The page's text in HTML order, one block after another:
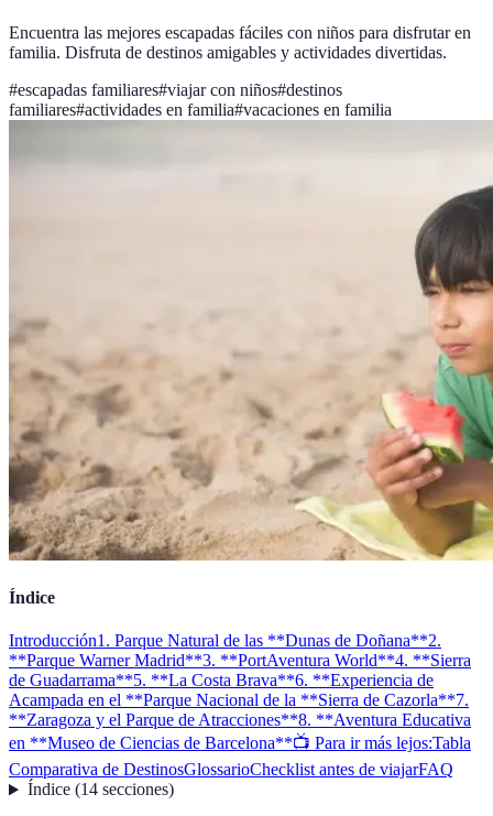
Encuentra las mejores escapadas fáciles con niños para disfrutar en
familia. Disfruta de destinos amigables y actividades divertidas.
#escapadas familiares#viajar con niños#destinos
familiares#actividades en familia#vacaciones en familia
Índice
Introducción1. Parque Natural de las **Dunas de Doñana**2.
**Parque Warner Madrid**3. **PortAventura World**4. **Sierra
de Guadarrama**5. **La Costa Brava**6. **Experiencia de
Acampada en el **Parque Nacional de la **Sierra de Cazorla**7.
**Zaragoza y el Parque de Atracciones**8. **Aventura Educativa
en **Museo de Ciencias de Barcelona**📺 Para ir más lejos:Tabla
Comparativa de DestinosGlossarioChecklist antes de viajarFAQ
Índice(14 secciones)